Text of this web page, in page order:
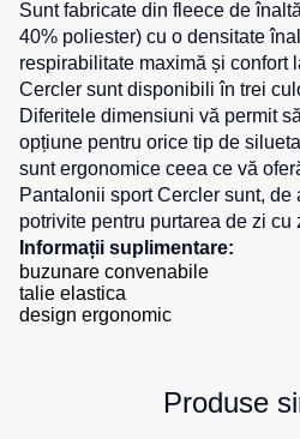
Sunt fabricate din fleece de
40% poliester) cu o densitate
respirabilitate maximă și confort
Cercler sunt disponibili în trei
Diferitele dimensiuni vă permit
opțiune pentru orice tip de
sunt ergonomice ceea ce vă
Pantalonii sport Cercler sunt, de
potrivite pentru purtarea de zi cu
Informații suplimentare:
buzunare convenabile
talie elastica
design ergonomic
Produse